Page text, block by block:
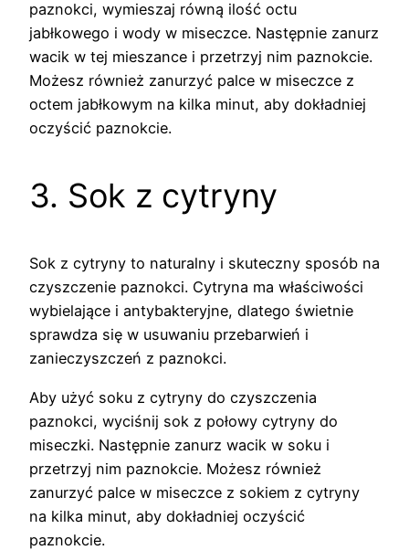
paznokci, wymieszaj równą ilość octu
jabłkowego i wody w miseczce. Następnie zanurz
wacik w tej mieszance i przetrzyj nim paznokcie.
Możesz również zanurzyć palce w miseczce z
octem jabłkowym na kilka minut, aby dokładniej
oczyścić paznokcie.
3. Sok z cytryny
Sok z cytryny to naturalny i skuteczny sposób na
czyszczenie paznokci. Cytryna ma właściwości
wybielające i antybakteryjne, dlatego świetnie
sprawdza się w usuwaniu przebarwień i
zanieczyszczeń z paznokci.
Aby użyć soku z cytryny do czyszczenia
paznokci, wyciśnij sok z połowy cytryny do
miseczki. Następnie zanurz wacik w soku i
przetrzyj nim paznokcie. Możesz również
zanurzyć palce w miseczce z sokiem z cytryny
na kilka minut, aby dokładniej oczyścić
paznokcie.